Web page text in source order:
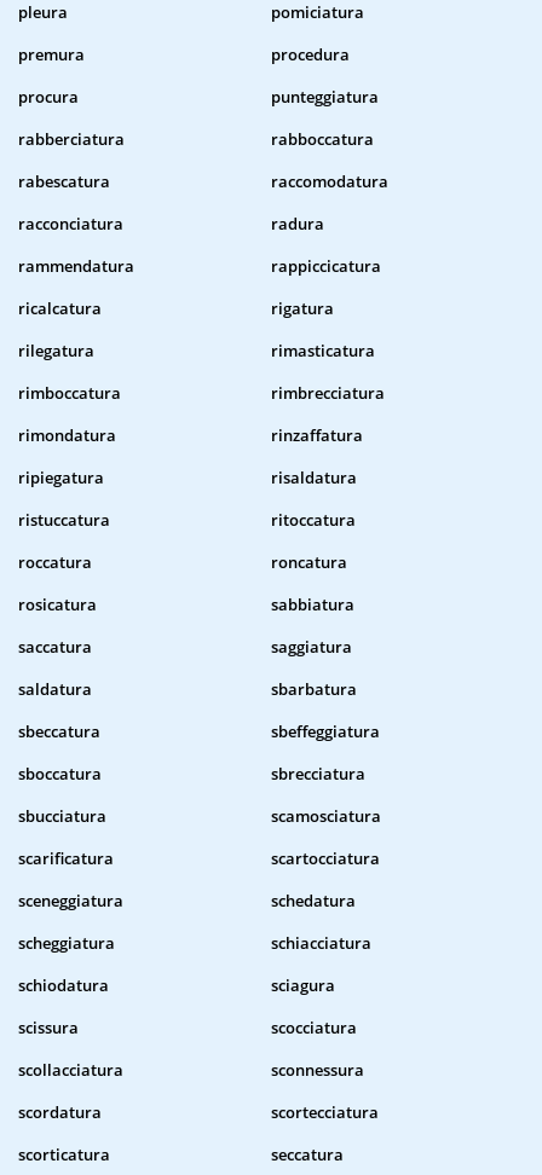
pleura
pomiciatura
premura
procedura
procura
punteggiatura
rabberciatura
rabboccatura
rabescatura
raccomodatura
racconciatura
radura
rammendatura
rappiccicatura
ricalcatura
rigatura
rilegatura
rimasticatura
rimboccatura
rimbrecciatura
rimondatura
rinzaffatura
ripiegatura
risaldatura
ristuccatura
ritoccatura
roccatura
roncatura
rosicatura
sabbiatura
saccatura
saggiatura
saldatura
sbarbatura
sbeccatura
sbeffeggiatura
sboccatura
sbrecciatura
sbucciatura
scamosciatura
scarificatura
scartocciatura
sceneggiatura
schedatura
scheggiatura
schiacciatura
schiodatura
sciagura
scissura
scocciatura
scollacciatura
sconnessura
scordatura
scortecciatura
scorticatura
seccatura